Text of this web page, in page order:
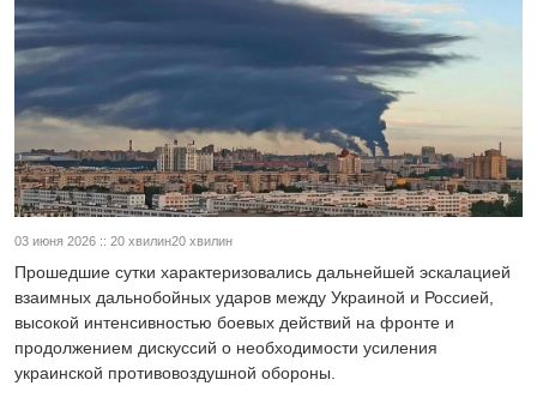
03 июня 2026 :: 20 хвилин20 хвилин
Прошедшие сутки характеризовались дальнейшей эскалацией
взаимных дальнобойных ударов между Украиной и Россией,
высокой интенсивностью боевых действий на фронте и
продолжением дискуссий о необходимости усиления
украинской противовоздушной обороны.